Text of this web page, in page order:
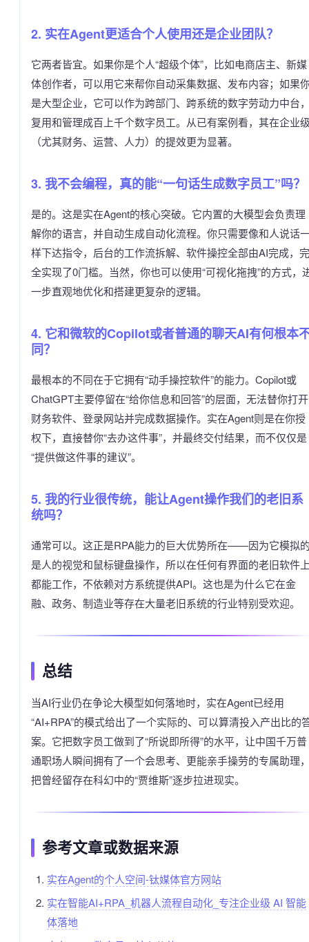
2. 实在Agent更适合个人使用还是企业团队？
它两者皆宜。如果你是个人“超级个体”，比如电商店主、新媒
体创作者，可以用它来帮你自动采集数据、发布内容；如果
是大型企业，它可以作为跨部门、跨系统的数字劳动力中台
复用和管理成百上千个数字员工。从已有案例看，其在企业
（尤其财务、运营、人力）的提效更为显著。
3. 我不会编程，真的能“一句话生成数字员工”吗？
是的。这是实在Agent的核心突破。它内置的大模型会负责理
解你的语言，并自动生成自动化流程。你只需要像和人说话
样下达指令，后台的工作流拆解、软件操控全部由AI完成，完
全实现了0门槛。当然，你也可以使用“可视化拖拽”的方式，
一步直观地优化和搭建更复杂的逻辑。
4. 它和微软的Copilot或者普通的聊天AI有何根本
同？
最根本的不同在于它拥有“动手操控软件”的能力。Copilot或
ChatGPT主要停留在“给你信息和回答”的层面，无法替你打开
财务软件、登录网站并完成数据操作。实在Agent则是在你授
权下，直接替你“去办这件事”，并最终交付结果，而不仅仅是
“提供做这件事的建议”。
5. 我的行业很传统，能让Agent操作我们的老旧系
统吗？
通常可以。这正是RPA能力的巨大优势所在——因为它模拟
是人的视觉和鼠标键盘操作，所以在任何有界面的老旧软件
都能工作，不依赖对方系统提供API。这也是为什么它在金
融、政务、制造业等存在大量老旧系统的行业特别受欢迎。
总结
当AI行业仍在争论大模型如何落地时，实在Agent已经用
“AI+RPA”的模式给出了一个实际的、可以算清投入产出比的
案。它把数字员工做到了“所说即所得”的水平，让中国千万普
通职场人瞬间拥有了一个会思考、更能亲手操劳的专属助理
把曾经留存在科幻中的“贾维斯”逐步拉进现实。
参考文章或数据来源
实在Agent的个人空间-钛媒体官方网站
实在智能AI+RPA_机器人流程自动化_专注企业级 AI 智能
体落地